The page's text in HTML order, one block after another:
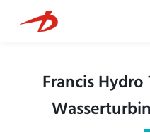
Francis